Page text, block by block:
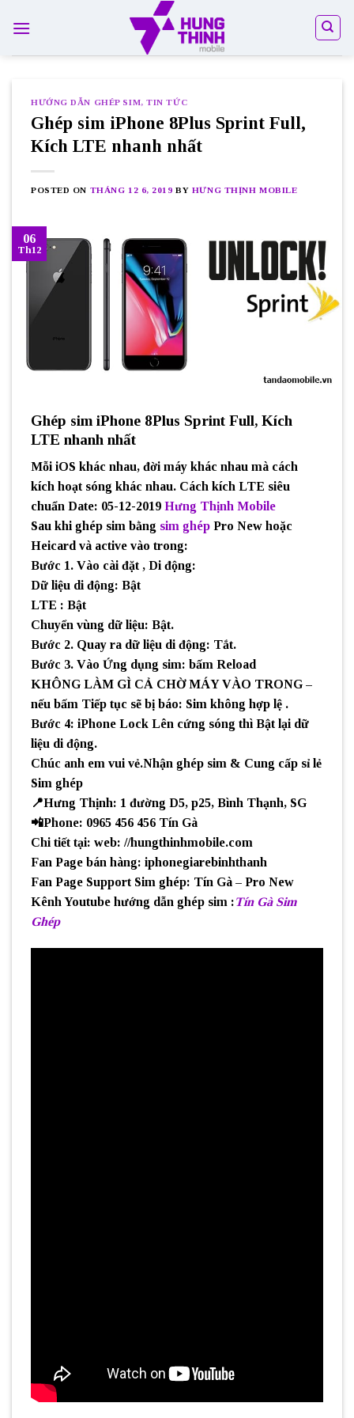
HƯỚNG DẪN GHÉP SIM,TIN TỨC
Ghép sim iPhone 8Plus Sprint Full,
Kích LTE nhanh nhất
POSTED ON THÁNG 12 6, 2019 BY HƯNG THỊNH MOBILE
06
Th12
Ghép sim iPhone 8Plus Sprint Full, Kích
LTE nhanh nhất
Mỗi iOS khác nhau, đời máy khác nhau mà cách
kích hoạt sóng khác nhau. Cách kích LTE siêu
chuẩn Date: 05-12-2019 Hưng Thịnh Mobile
Sau khi ghép sim bằng sim ghép Pro New hoặc
Heicard và active vào trong:
Bước 1. Vào cài đặt , Di động:
Dữ liệu di động: Bật
LTE : Bật
Chuyển vùng dữ liệu: Bật.
Bước 2. Quay ra dữ liệu di động: Tắt.
Bước 3. Vào Ứng dụng sim: bấm Reload
KHÔNG LÀM GÌ CẢ CHỜ MÁY VÀO TRONG –
nếu bấm Tiếp tục sẽ bị báo: Sim không hợp lệ .
Bước 4: iPhone Lock Lên cứng sóng thì Bật lại dữ
liệu di động.
Chúc anh em vui vẻ.Nhận ghép sim & Cung cấp sỉ lẻ
Sim ghép
📍Hưng Thịnh: 1 đường D5, p25, Bình Thạnh, SG
📲Phone: 0965 456 456 Tín Gà
Chi tiết tại: web: //hungthinhmobile.com
Fan Page bán hàng: iphonegiarebinhthanh
Fan Page Support Sim ghép: Tín Gà – Pro New
Kênh Youtube hướng dẫn ghép sim :Tín Gà Sim
Ghép